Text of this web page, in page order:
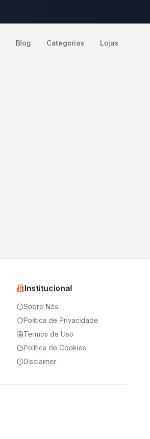
Blog Categorias Lojas
Institucional
Sobre Nós
Política de Privacidade
Termos de Uso
Política de Cookies
Disclaimer